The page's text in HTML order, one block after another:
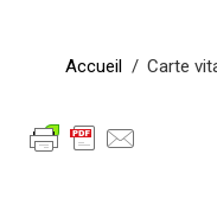
Accueil Carte